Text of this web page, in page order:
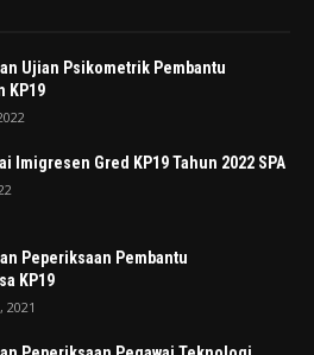
Ujian Psikometrik Pembantu
KP19
Imigresen Gred KP19 Tahun 2022 SPA
Peperiksaan Pembantu
KP19
2021